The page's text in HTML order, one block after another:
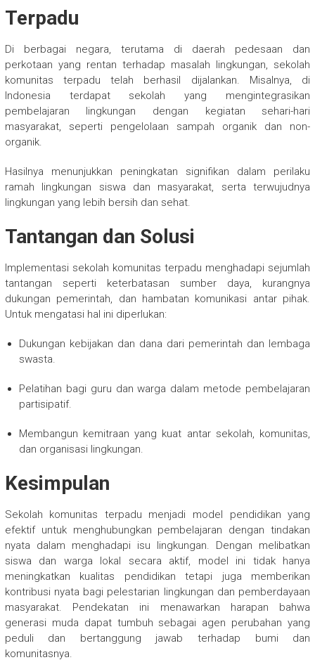
Terpadu
Di berbagai negara, terutama di daerah pedesaan dan
perkotaan yang rentan terhadap masalah lingkungan, sekolah
komunitas terpadu telah berhasil dijalankan. Misalnya, di
Indonesia terdapat sekolah yang mengintegrasikan
pembelajaran lingkungan dengan kegiatan sehari-hari
masyarakat, seperti pengelolaan sampah organik dan non-
organik.
Hasilnya menunjukkan peningkatan signifikan dalam perilaku
ramah lingkungan siswa dan masyarakat, serta terwujudnya
lingkungan yang lebih bersih dan sehat.
Tantangan dan Solusi
Implementasi sekolah komunitas terpadu menghadapi sejumlah
tantangan seperti keterbatasan sumber daya, kurangnya
dukungan pemerintah, dan hambatan komunikasi antar pihak.
Untuk mengatasi hal ini diperlukan:
Dukungan kebijakan dan dana dari pemerintah dan lembaga
swasta.
Pelatihan bagi guru dan warga dalam metode pembelajaran
partisipatif.
Membangun kemitraan yang kuat antar sekolah, komunitas,
dan organisasi lingkungan.
Kesimpulan
Sekolah komunitas terpadu menjadi model pendidikan yang
efektif untuk menghubungkan pembelajaran dengan tindakan
nyata dalam menghadapi isu lingkungan. Dengan melibatkan
siswa dan warga lokal secara aktif, model ini tidak hanya
meningkatkan kualitas pendidikan tetapi juga memberikan
kontribusi nyata bagi pelestarian lingkungan dan pemberdayaan
masyarakat. Pendekatan ini menawarkan harapan bahwa
generasi muda dapat tumbuh sebagai agen perubahan yang
peduli dan bertanggung jawab terhadap bumi dan
komunitasnya.